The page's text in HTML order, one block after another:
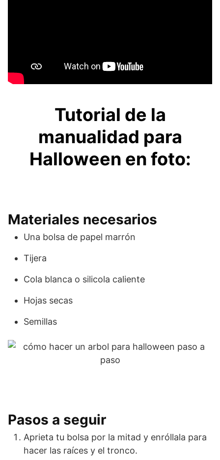
Tutorial de la
manualidad para
Halloween en foto:
Materiales necesarios
Una bolsa de papel marrón
Tijera
Cola blanca o silicola caliente
Hojas secas
Semillas
Pasos a seguir
Aprieta tu bolsa por la mitad y enróllala para
hacer las raíces y el tronco.